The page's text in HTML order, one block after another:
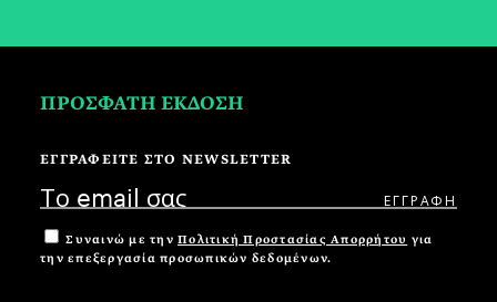
ΠΡΟΣΦΑΤΗ ΕΚΔΟΣΗ
ΕΓΓΡΑΦΕΙΤΕ ΣΤΟ NEWSLETTER
Συναινώ με την Πολιτική Προστασίας Απορρήτου για
την επεξεργασία προσωπικών δεδομένων.